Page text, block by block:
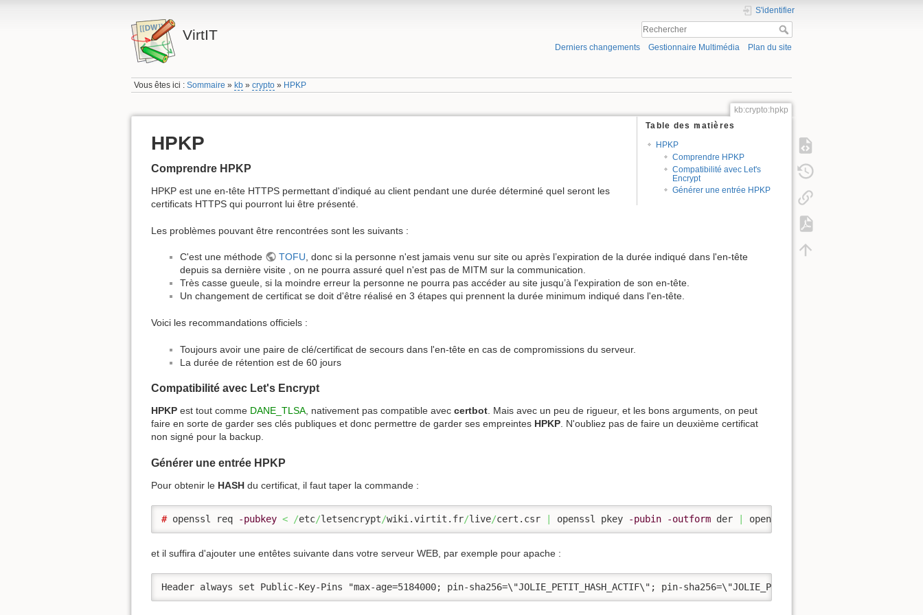
VirtIT
S'identifier
Derniers changements Gestionnaire Multimédia Plan du site
Vous êtes ici :Sommaire » kb »crypto » HPKP
kb:crypto:hpkp
Table des matières
HPKP
Comprendre HPKP
Compatibilité avec Let's
Encrypt
Générer une entrée HPKP
HPKP
Comprendre HPKP
HPKP est une en-tête HTTPS permettant d'indiqué au client pendant une durée déterminé quel seront les
certificats HTTPS qui pourront lui être présenté.
Les problèmes pouvant être rencontrées sont les suivants :
C'est une méthode TOFU, donc si la personne n'est jamais venu sur site ou après l’expiration de la durée indiqué dans l'en-tête
depuis sa dernière visite , on ne pourra assuré quel n'est pas de MITM sur la communication.
Très casse gueule, si la moindre erreur la personne ne pourra pas accéder au site jusqu’à l'expiration de son en-tête.
Un changement de certificat se doit d'être réalisé en 3 étapes qui prennent la durée minimum indiqué dans l'en-tête.
Voici les recommandations officiels :
Toujours avoir une paire de clé/certificat de secours dans l'en-tête en cas de compromissions du serveur.
La durée de rétention est de 60 jours
Compatibilité avec Let's Encrypt
HPKP est tout comme DANE_TLSA , nativement pas compatible avec certbot . Mais avec un peu de rigueur, et les bons arguments, on peut
faire en sorte de garder ses clés publiques et donc permettre de garder ses empreintes HPKP . N'oubliez pas de faire un deuxième certificat
non signé pour la backup.
Générer une entrée HPKP
Pour obtenir le HASH du certificat, il faut taper la commande :
# openssl req -pubkey < /etc/letsencrypt/wiki.virtit.fr/live/cert.csr openssl pkey -pubin -outform der openssl dgst
et il suffira d'ajouter une entêtes suivante dans votre serveur WEB, par exemple pour apache :
Header always set Public-Key-Pins "max-age=5184000; pin-sha256=\"JOLIE_PETIT_HASH_ACTIF\"; pin-sha256=\"JOLIE_PETIT_HASH_BACKUP\"; "